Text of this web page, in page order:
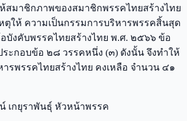
สมาชิกภาพของสมาชิกพรรคไทยสร้างไทย
ตุให้ ความเป็นกรรมการบริหารพรรคสิ้นสุด
บังคับพรรคไทยสร้างไทย พ.ศ. ๒๕๖๖ ข้อ
ระกอบข้อ ๒๘ วรรคหนึ่ง (๓) ดังนั้น จึงทําให้
รพรรคไทยสร้างไทย คงเหลือ จํานวน ๔๑
เกยุราพันธุ์ หัวหน้าพรรค